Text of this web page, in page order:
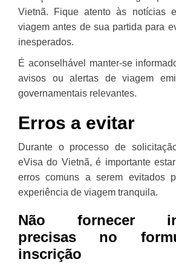
Vietnã. Fique atento às notícias
viagem antes de sua partida para
inesperados.
É aconselhável manter-se
avisos ou alertas de viagem
governamentais relevantes.
Erros a evitar
Durante o processo de
eVisa do Vietnã, é importante
erros comuns a serem evitados
experiência de viagem tranquila.
Não fornecer
precisas no
inscrição